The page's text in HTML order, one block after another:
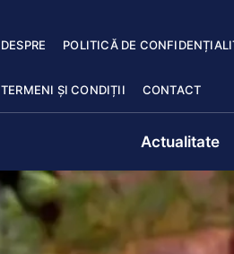
DESPRE POLITICĂ DE
TERMENI ȘI CONDIȚII CONTACT
Actualitate